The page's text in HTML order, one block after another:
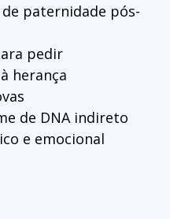
paternidade pós-
pedir
herança
de DNA indireto
e emocional